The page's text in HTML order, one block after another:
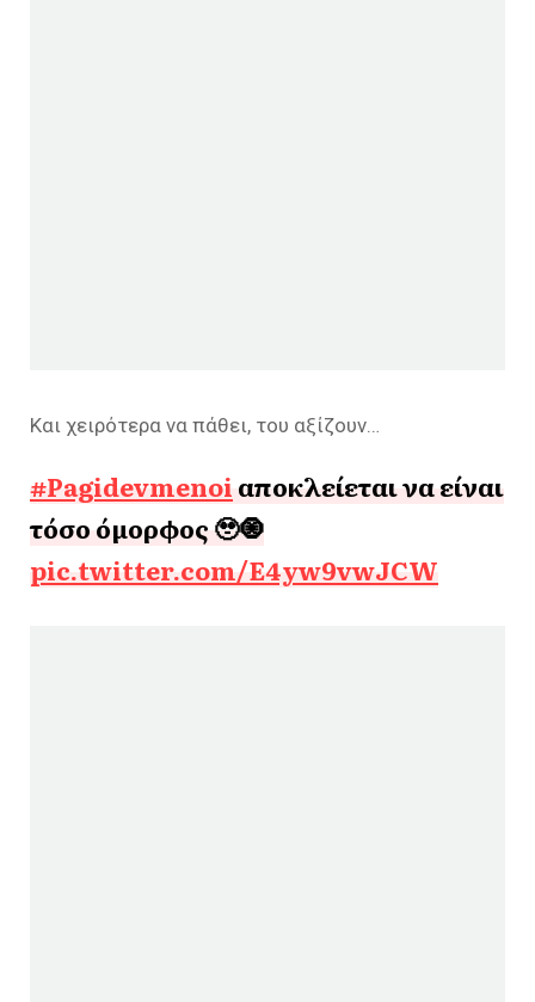
Και χειρότερα να πάθει, του αξίζουν…
#Pagidevmenoiαποκλείεται να είναι
τόσο όμορφος 🥹🧿
pic.twitter.com/E4yw9vwJCW